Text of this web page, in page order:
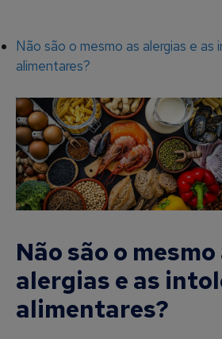
Não são o mesmo as alergias e as
alimentares?
Não são o mesmo
alergias e as
alimentares?